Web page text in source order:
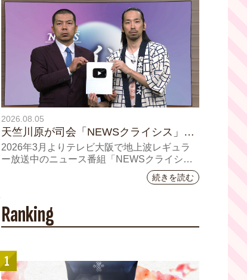
2026.08.05
天竺川原が司会「NEWSクライシス」チ
ャンネル登録者数10万人突破！テレビ大
阪の番組史上最速記録を更新
2026年3月よりテレビ大阪で地上波レギュラ
ー放送中のニュース番組「NEWSクライシ
ス」が、このたび2026年7月12日(日)に、
YouTubeチャンネル登録者数10万人を達成し
続きを読む
Ranking
1